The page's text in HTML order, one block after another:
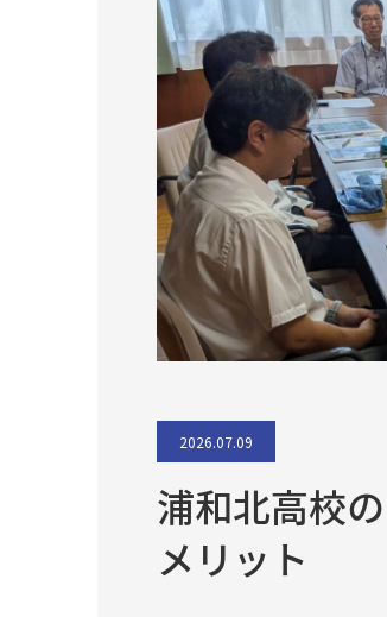
2026.07.09
浦和北高校
メリット